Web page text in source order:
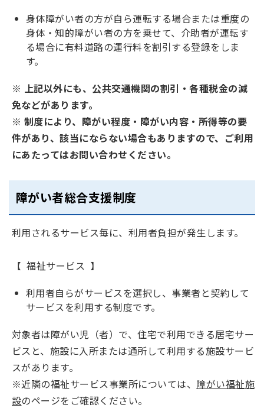
身体障がい者の方が自ら運転する場合または重度の
身体・知的障がい者の方を乗せて、介助者が運転す
る場合に有料道路の運行料を割引する登録をしま
す。
※ 上記以外にも、公共交通機関の割引・各種税金の減
免などがあります。
※ 制度により、障がい程度・障がい内容・所得等の要
件があり、該当にならない場合もありますので、ご利用
にあたってはお問い合わせください。
障がい者総合支援制度
利用されるサービス毎に、利用者負担が発生します。
【 福祉サービス 】
利用者自らがサービスを選択し、事業者と契約して
サービスを利用する制度です。
対象者は障がい児（者）で、住宅で利用できる居宅サー
ビスと、施設に入所または通所して利用する施設サービ
スがあります。
※近隣の福祉サービス事業所については、 障がい福祉施
設のページをご確認ください。